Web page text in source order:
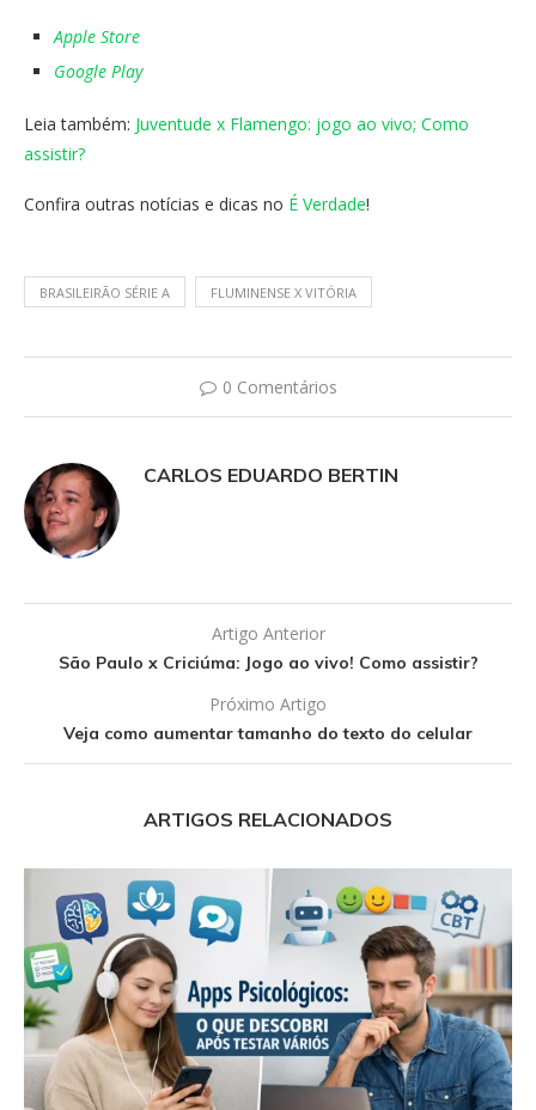
Apple Store
Google Play
Leia também: Juventude x Flamengo: jogo ao vivo; Como
assistir?
Confira outras notícias e dicas no É Verdade!
BRASILEIRÃO SÉRIE A FLUMINENSE X VITÓRIA
0 Comentários
CARLOS EDUARDO BERTIN
Artigo Anterior
São Paulo x Criciúma: Jogo ao vivo! Como assistir?
Próximo Artigo
Veja como aumentar tamanho do texto do celular
ARTIGOS RELACIONADOS